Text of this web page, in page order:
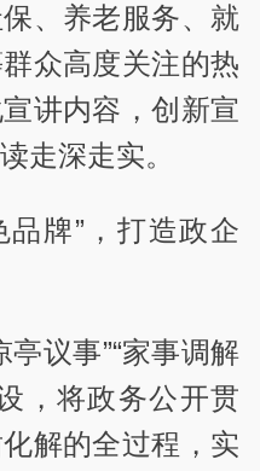
、养老服务、就
众高度关注的热
讲内容，创新宣
走深走实。
品牌”，打造政企
亭议事”“家事调解
，将政务公开贯
解的全过程，实